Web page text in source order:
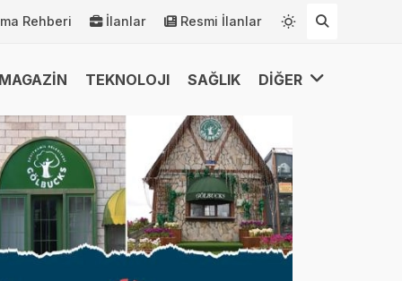
Rehberi İlanlar Resmi İlanlar
MAGAZİN TEKNOLOJI SAĞLIK DİĞER